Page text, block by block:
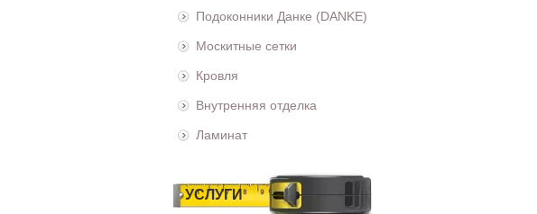
Подоконники Данке (DANKE)
Москитные сетки
Кровля
Внутренняя отделка
Ламинат
УСЛУГИ